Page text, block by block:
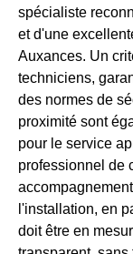
spécialiste
et d'une
Auxances. Un
techniciens,
des normes de
proximité sont
pour le service
professionnel de
l'installation, en
doit être en